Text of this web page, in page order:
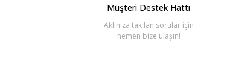
Müşteri Destek Hattı
Aklınıza takılan sorular için
hemen bize ulaşın!